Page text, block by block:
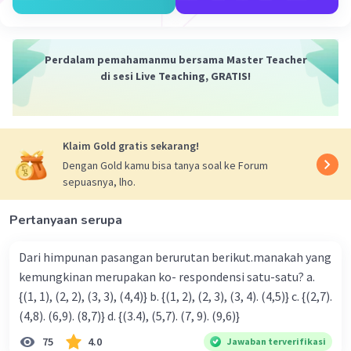
Karena nilai y² sudah diketahui, kita bisa subsitusi y²
dengan 9, untuk mengetahui nilai x.
2x² = 50
Sehingga, kita dapatkan x² adalah 25, sedangkan nilai y²
adalah 9. Tetapi, itu masih hasil kuadratnya ya, maka kita
harus akarkan dulu kedua ruas. Akhirnya, kita dapatkan:
Jadi, nilai x dan y secara berturut-turut adalah 5, dan 3.
Beri Rating·0.0( 0) Balas
Perdalam pemahamanmu bersama Master Teacher
di sesi Live Teaching, GRATIS!
Klaim Gold gratis sekarang!
Dengan Gold kamu bisa tanya soal ke Forum
sepuasnya, lho.
Pertanyaan serupa
Dari himpunan pasangan berurutan berikut.manakah yang
kemungkinan merupakan ko- respondensi satu-satu? a.
{(1, 1), (2, 2), (3, 3), (4,4)} b. {(1, 2), (2, 3), (3, 4). (4,5)} c. {(2,7).
(4,8). (6,9). (8,7)} d. {(3.4), (5,7). (7, 9). (9,6)}
75 4.0 Jawaban terverifikasi